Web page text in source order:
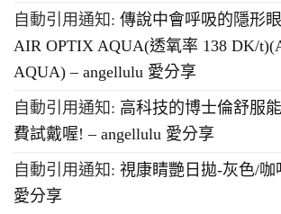
自動引用通知: 傳說中會呼吸的隱形
AIR OPTIX AQUA(透氧率 138 DK/
AQUA) – angellulu 愛分享
自動引用通知: 高科技的博士倫舒服
費試戴喔! – angellulu 愛分享
自動引用通知: 視康睛艷日拋-灰色/咖
愛分享